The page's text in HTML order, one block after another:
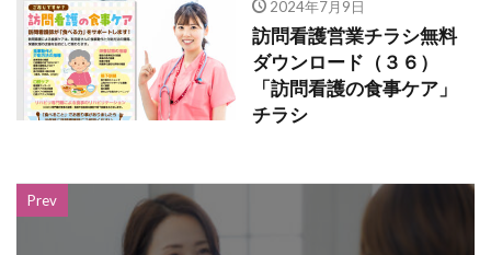
2024年7月9日
訪問看護営業チラシ無料
ダウンロード（３６）
「訪問看護の食事ケア」
チラシ
Prev